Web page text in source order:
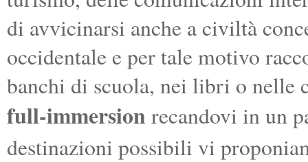
di avvicinarsi anche a civiltà
occidentale e per tale motivo
banchi di scuola, nei libri o nelle
full-immersion recandovi in un
destinazioni possibili vi